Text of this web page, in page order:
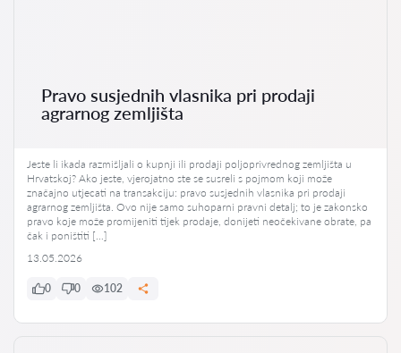
Pravo susjednih vlasnika pri prodaji
agrarnog zemljišta
Jeste li ikada razmišljali o kupnji ili prodaji poljoprivrednog zemljišta u
Hrvatskoj? Ako jeste, vjerojatno ste se susreli s pojmom koji može
značajno utjecati na transakciju: pravo susjednih vlasnika pri prodaji
agrarnog zemljišta. Ovo nije samo suhoparni pravni detalj; to je zakonsko
pravo koje može promijeniti tijek prodaje, donijeti neočekivane obrate, pa
čak i poništiti […]
13.05.2026
0 0 102